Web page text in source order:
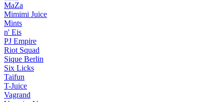
MaZa
Mimimi Juice
Mints
n' Eis
PJ Empire
Riot Squad
Sique Berlin
Six Licks
Taifun
T-Juice
Vagrand